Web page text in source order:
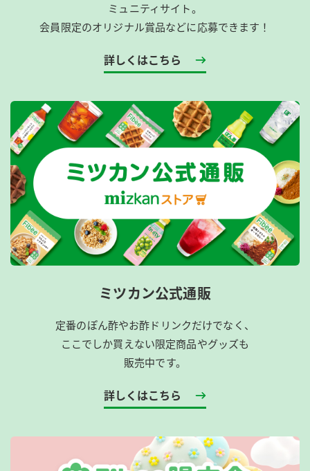
ミュニティサイト。
会員限定のオリジナル賞品などに応募できます！
詳しくはこちら
ミツカン公式通販
定番のぽん酢やお酢ドリンクだけでなく、
ここでしか買えない限定商品やグッズも
販売中です。
詳しくはこちら